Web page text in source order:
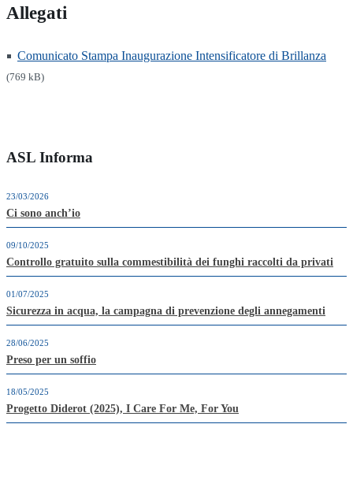
Allegati
Comunicato Stampa Inaugurazione Intensificatore di Brillanza
(769 kB)
ASL Informa
23/03/2026
Ci sono anch’io
09/10/2025
Controllo gratuito sulla commestibilità dei funghi raccolti da privati
01/07/2025
Sicurezza in acqua, la campagna di prevenzione degli annegamenti
28/06/2025
Preso per un soffio
18/05/2025
Progetto Diderot (2025), I Care For Me, For You